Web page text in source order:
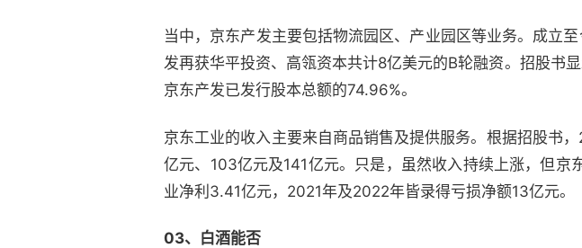
当中，京东产发主要包括物流园区、产业园区等业务。成立
发再获华平投资、高瓴资本共计8亿美元的B轮融资。招股书
京东产发已发行股本总额的74.96%。
京东工业的收入主要来自商品销售及提供服务。根据招股书
亿元、103亿元及141亿元。只是，虽然收入持续上涨，但
业净利3.41亿元，2021年及2022年皆录得亏损净额13亿元。
03、白酒能否